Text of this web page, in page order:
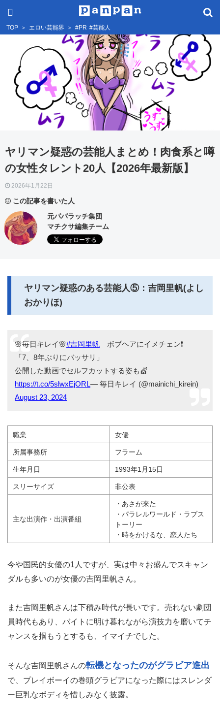
TOP ＞ エロい芸能界 ＞ #PR #芸能人
ヤリマン疑惑の芸能人まとめ！肉食系と噂
の女性タレント20人【2026年最新版】
2026年1月22日
この記事を書いた人
元パパラッチ集団
マチクサ編集チーム
ヤリマン疑惑のある芸能人⑤：吉岡里帆(よし
おかりほ)
🌸毎日キレイ🌸#吉岡里帆 ボブヘアにイメチェン❗
「7、8年ぶりにバッサリ」
公開した動画でセルフカットする姿も💇
https://t.co/5slwxEjORL— 毎日キレイ (@mainichi_kirein)
August 23, 2024
職業 女優
所属事務所 フラーム
生年月日 1993年1月15日
スリーサイズ 非公表
主な出演作・出演番組
・あさが来た
・パラレルワールド・ラブス
トーリー
・時をかけるな、恋人たち
今や国民的女優の1人ですが、実は中々お盛んでスキャン
ダルも多いのが女優の吉岡里帆さん。
また吉岡里帆さんは下積み時代が長いです。売れない劇団
員時代もあり、バイトに明け暮れながら演技力を磨いてチ
ャンスを掴もうとするも、イマイチでした。
そんな吉岡里帆さんの転機となったのがグラビア進出
で、プレイボーイの巻頭グラビアになった際にはスレンダ
ー巨乳なボディを惜しみなく披露。